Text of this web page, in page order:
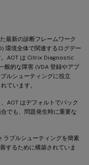
最新の診断フレームワーク
境全体で関連するログデー
。AOT は Citrix Diagnostic
般的な障害 (VDA 登録やアプ
ルシューティングに役立
ています。
AOT はデフォルトでバック
でも、問題発生時に重要な
ラブルシューティングを簡素
するために構築されていま